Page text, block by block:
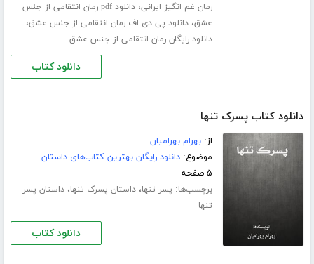
رمان غم انگیز ایرانی،
دانلود pdf رمان انتقامی از جنس
عشق،دانلود پی دی اف رمان انتقامی از جنس عشق،
دانلود رایگان رمان انتقامی از جنس عشق
دانلود کتاب
دانلود کتاب پسرک تنها
از:بهرام بهرامیان
موضوع:دانلود رایگان بهترین کتاب‌های داستان
۵ صفحه
برچسب‌ها: پسر تنها،داستان پسرک تنها،داستان پسر
تنها
دانلود کتاب